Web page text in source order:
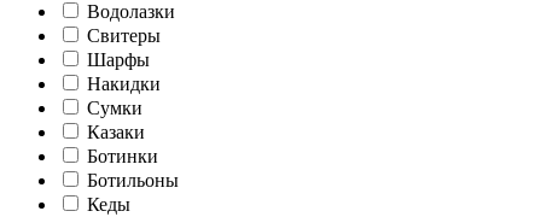
Водолазки
Свитеры
Шарфы
Накидки
Сумки
Казаки
Ботинки
Ботильоны
Кеды